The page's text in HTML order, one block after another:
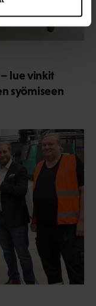
lue vinkit
syömiseen